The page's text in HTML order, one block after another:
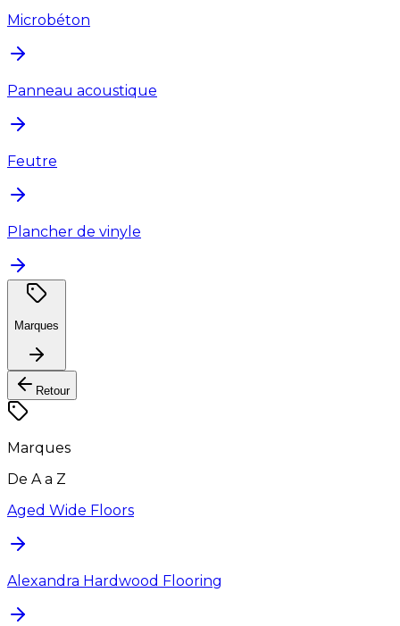
Microbéton
Panneau acoustique
Feutre
Plancher de vinyle
Marques
Retour
Marques
De A a Z
Aged Wide Floors
Alexandra Hardwood Flooring